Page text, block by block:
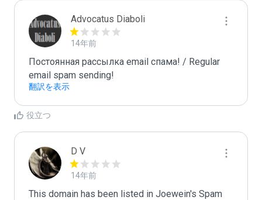
Advocatus Diaboli
14年前
Постоянная рассылка email спама! / Regular
email spam sending!
翻訳を表示
役立つ
D V
14年前
This domain has been listed in Joewein's Spam